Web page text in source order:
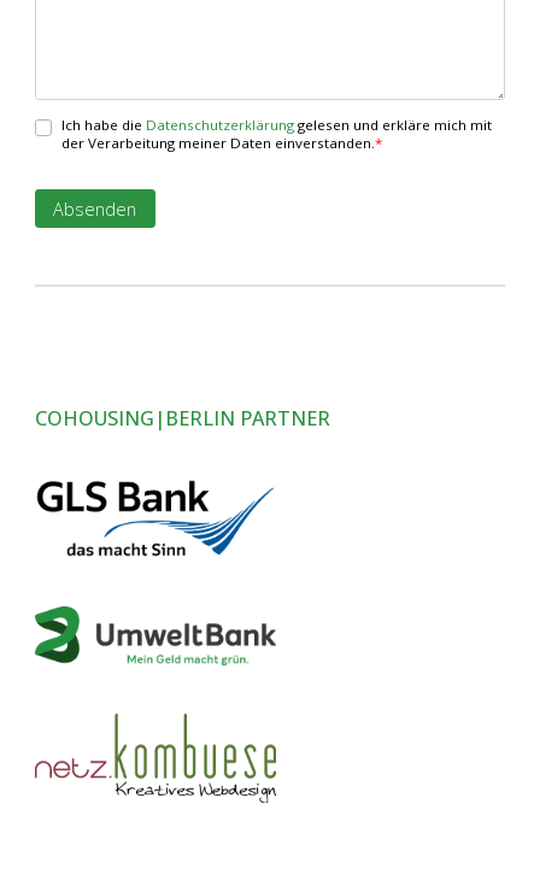
Ich habe die Datenschutzerklärunggelesen und erkläre mich mit
der Verarbeitung meiner Daten einverstanden.*
COHOUSING|BERLIN PARTNER